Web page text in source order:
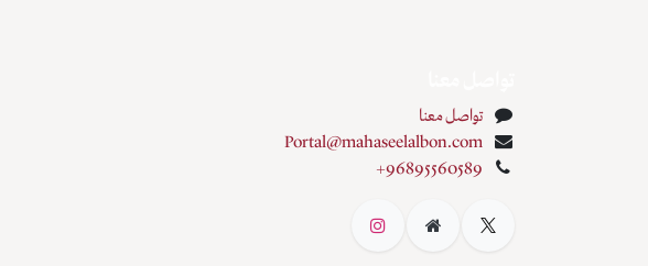
تواصل معنا
Portal@mahaseelalbon.com
+96895560589